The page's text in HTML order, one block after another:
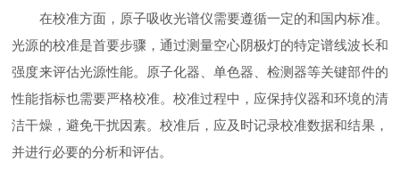
在校准方面，原子吸收光谱仪需要遵循一定的和国内标准。
光源的校准是首要步骤，通过测量空心阴极灯的特定谱线波长和
强度来评估光源性能。原子化器、单色器、检测器等关键部件的
性能指标也需要严格校准。校准过程中，应保持仪器和环境的清
洁干燥，避免干扰因素。校准后，应及时记录校准数据和结果，
并进行必要的分析和评估。